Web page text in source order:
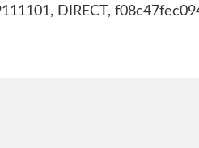
DIRECT,